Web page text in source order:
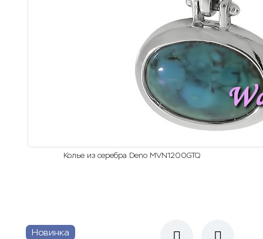
Колье из серебра Deno MVN1200GTQ
Новинка